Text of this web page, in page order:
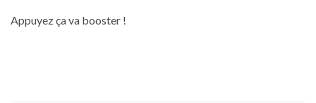
Appuyez ça va booster !